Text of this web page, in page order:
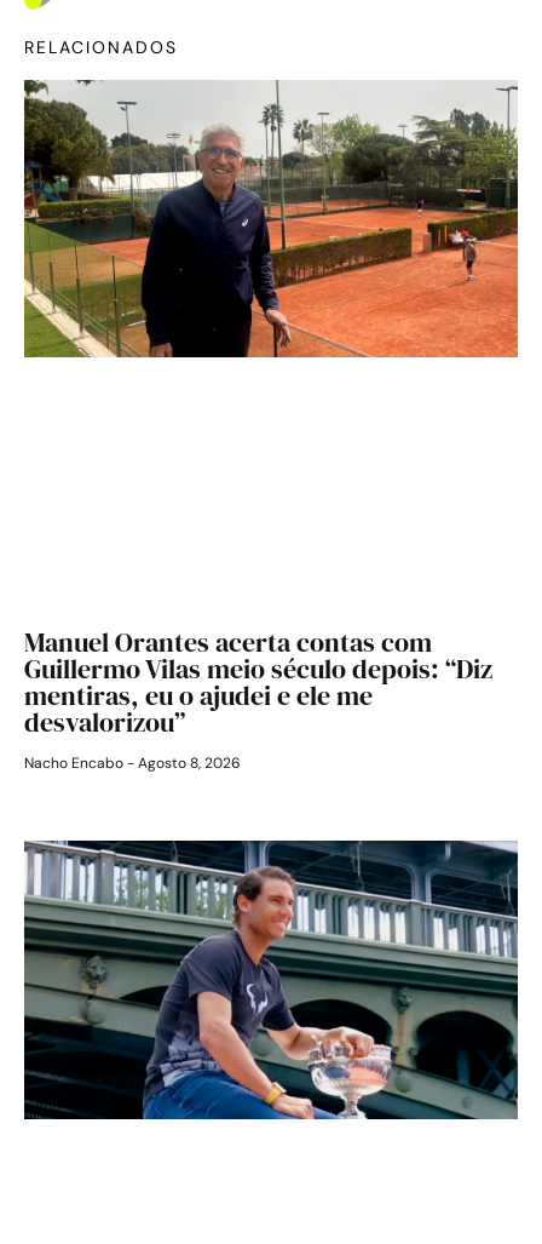
RELACIONADOS
Manuel Orantes acerta contas com
Guillermo Vilas meio século depois: “Diz
mentiras, eu o ajudei e ele me
desvalorizou”
Nacho Encabo Agosto 8, 2026